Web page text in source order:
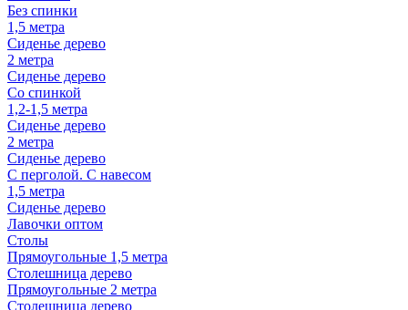
Без спинки
1,5 метра
Сиденье дерево
2 метра
Сиденье дерево
Со спинкой
1,2-1,5 метра
Сиденье дерево
2 метра
Сиденье дерево
С перголой. С навесом
1,5 метра
Сиденье дерево
Лавочки оптом
Столы
Прямоугольные 1,5 метра
Столешница дерево
Прямоугольные 2 метра
Столешница дерево